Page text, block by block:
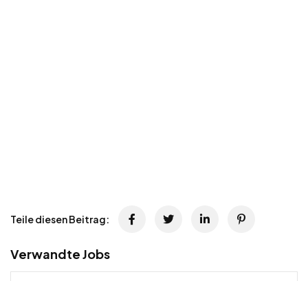
Teile diesen Beitrag:
Verwandte Jobs